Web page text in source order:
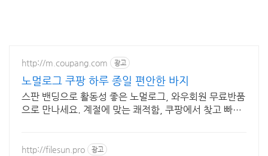
http://m.coupang.com 광고
노멀로그 쿠팡 하루 종일 편안한 바지
스판 밴딩으로 활동성 좋은 노멀로그, 와우회원 무료반품
으로 만나세요. 계절에 맞는 쾌적함, 쿠팡에서 찾고 빠르
http://filesun.pro 광고